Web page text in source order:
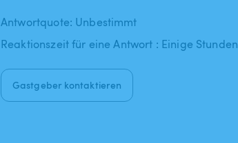
Antwortquote: Unbestimmt
Reaktionszeit für eine Antwort : Einige Stunden
Gastgeber kontaktieren